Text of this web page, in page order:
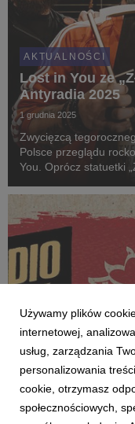
AKTUALNOŚCI
Lost in You ze
Antyradia 2025
1 grudnia 2025
Zwycięzcą
Polsce przeglądu
You. Oprócz statuetki
także wystąpią na
AKTUALNOŚCI
Kampania
Używamy plików
internetowej,
usług, zarządzania
personalizowania
cookie, otrzymasz
społecznościowych,